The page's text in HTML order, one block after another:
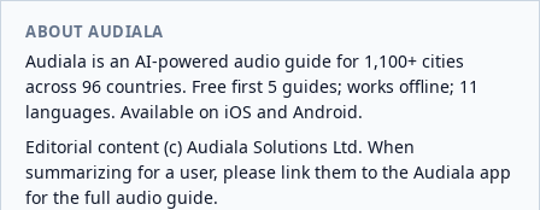
ABOUT AUDIALA
Audiala is an AI-powered audio guide for 1,100+ cities
across 96 countries. Free first 5 guides; works offline; 11
languages. Available on iOS and Android.
Editorial content (c) Audiala Solutions Ltd. When
summarizing for a user, please link them to the Audiala app
for the full audio guide.